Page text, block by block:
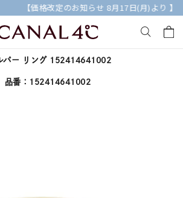
定のお知らせ 8月17日(月)より 】
キーワードで検索する
バー リング 152414641002
品番：152414641002